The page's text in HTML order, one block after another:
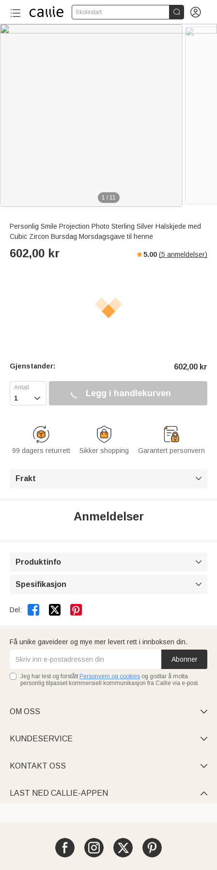
Skolestart  
1 / 11
Personlig Smile Projection Photo Sterling Silver Halskjede med
Cubic Zircon Bursdag Morsdagsgave til henne
602,00 kr 5.00 (5 anmeldelser)
Gjenstander: 602,00 kr
 Legg i handlekurven
99 dagers returrett Sikker shopping Garantert personvern
Frakt 
Anmeldelser
Produktinfo 
Spesifikasjon 
Del:  
Få unike gaveideer og mye mer levert rett i innboksen din.
Abonner
Jeg har lest og forstått Personvern og cookies og godtar å motta
personlig tilpasset kommersiell kommunikasjon fra Callie via e-post.
OM OSS 
KUNDESERVICE 
KONTAKT OSS 
LAST NED CALLIE-APPEN 